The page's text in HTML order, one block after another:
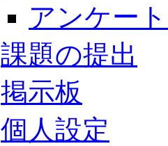
アンケー
課題の提出
掲示板
個人設定